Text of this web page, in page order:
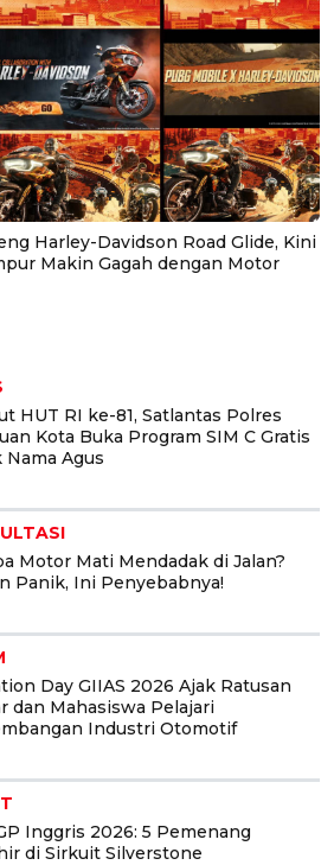
Harley-Davidson Road Glide, Kini
Makin Gagah dengan Motor
HUT RI ke-81, Satlantas Polres
Kota Buka Program SIM C Gratis
Nama Agus
Motor Mati Mendadak di Jalan?
Panik, Ini Penyebabnya!
Day GIIAS 2026 Ajak Ratusan
dan Mahasiswa Pelajari
Industri Otomotif
Inggris 2026: 5 Pemenang
di Sirkuit Silverstone